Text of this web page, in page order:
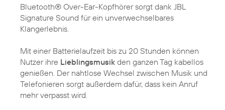
Bluetooth® Over-Ear-Kopfhörer sorgt dank JBL
Signature Sound für ein unverwechselbares
Klangerlebnis.
Mit einer Batterielaufzeit bis zu 20 Stunden können
Nutzer ihre Lieblingsmusik den ganzen Tag kabellos
genießen. Der nahtlose Wechsel zwischen Musik und
Telefonieren sorgt außerdem dafür, dass kein Anruf
mehr verpasst wird.